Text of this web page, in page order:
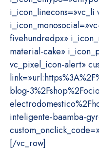
i_icon_linecons=»vc_li
fivehundredpx»
material-cake»
vc_pixel_icon-alert»
blog-
inteligente-baamba-
[/vc_row]